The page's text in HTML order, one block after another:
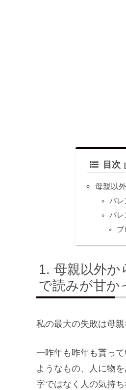
目次
母親以
バレ
バレ
ブ
母親以外か
で読みが甘か
私の最大の失敗は母
一昨年も昨年も貰っ
ようなもの、人に物
字ではなく人の気持ち